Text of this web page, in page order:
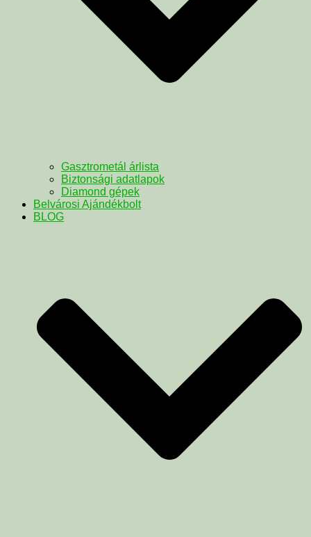
Gasztrometál árlista
Biztonsági adatlapok
Diamond gépek
Belvárosi Ajándékbolt
BLOG